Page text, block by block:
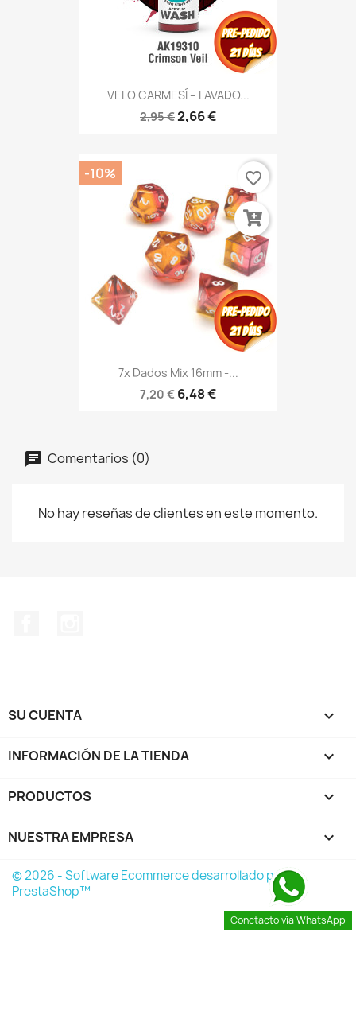
VELO CARMESÍ – LAVADO...
2,95 €2,66 €
7x Dados Mix 16mm -...
7,20 € 6,48 €
-10% favorite_border
Comentarios (0)
No hay reseñas de clientes en este momento.
SU CUENTA 
INFORMACIÓN DE LA TIENDA keyboard_arrow_down
PRODUCTOS 
NUESTRA EMPRESA 
© 2026 - Software Ecommerce desarrollado por
PrestaShop™
Conctacto vía WhatsApp